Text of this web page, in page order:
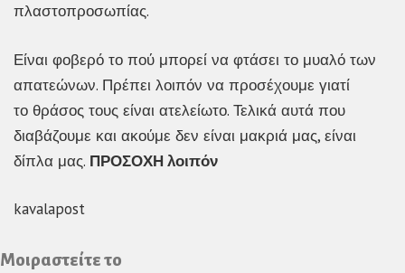
πλαστοπροσωπίας.
Είναι φοβερό το πού μπορεί να φτάσει το μυαλό των
απατεώνων. Πρέπει λοιπόν να προσέχουμε γιατί
το θράσος τους είναι ατελείωτο. Τελικά αυτά που
διαβάζουμε και ακούμε δεν είναι μακριά μας, είναι
δίπλα μας. ΠΡΟΣΟΧΗ λοιπόν
kavalapost
Μοιραστείτε το